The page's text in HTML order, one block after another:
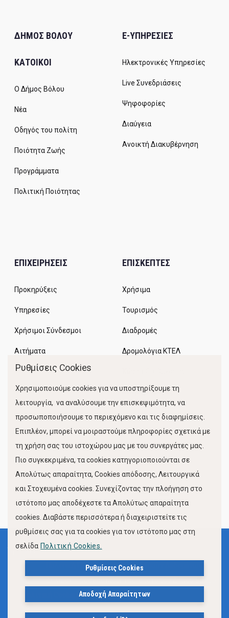
ΔΗΜΟΣ ΒΟΛΟΥ
ΚΑΤΟΙΚΟΙ
Ο Δήμος Βόλου
Νέα
Οδηγός του πολίτη
Ποιότητα Ζωής
Προγράμματα
Πολιτική Ποιότητας
E-ΥΠΗΡΕΣΙΕΣ
Ηλεκτρονικές Υπηρεσίες
Live Συνεδριάσεις
Ψηφοφορίες
Διαύγεια
Ανοικτή Διακυβέρνηση
ΕΠΙΧΕΙΡΗΣΕΙΣ
Προκηρύξεις
Υπηρεσίες
Χρήσιμοι Σύνδεσμοι
Αιτήματα
ΕΠΙΣΚΕΠΤΕΣ
Χρήσιμα
Τουρισμός
Διαδρομές
Δρομολόγια ΚΤΕΛ
Κίνηση Λιμένος
FOLLOW US
Όροι Χρήσης
Πολιτική Προστασίας Προσωπικών Δεδομένων
Πολιτική Cookies
Ρυθμίσεις Cookies
Χρησιμοποιούμε cookies για να υποστηρίξουμε τη
λειτουργία, να αναλύσουμε την επισκεψιμότητα, να
προσωποποιήσουμε το περιεχόμενο και τις διαφημίσεις.
Επιπλέον, μπορεί να μοιραστούμε πληροφορίες σχετικά με
τη χρήση σας του ιστοχώρου μας με του συνεργάτες μας.
Πιο συγκεκριμένα, τα cookies κατηγοριοποιούνται σε
Απολύτως απαραίτητα, Cookies απόδοσης, Λειτουργικά
και Στοχευμένα cookies. Συνεχίζοντας την πλοήγηση στο
ιστότοπο μας αποδέχεστε τα Απολύτως απαραίτητα
cookies. Διαβάστε περισσότερα ή διαχειριστείτε τις
ρυθμίσεις σας για τα cookies για τον ιστότοπο μας στη
σελίδα Πολιτική Cookies.
Ρυθμίσεις Cookies
Αποδοχή Απαραίτητων